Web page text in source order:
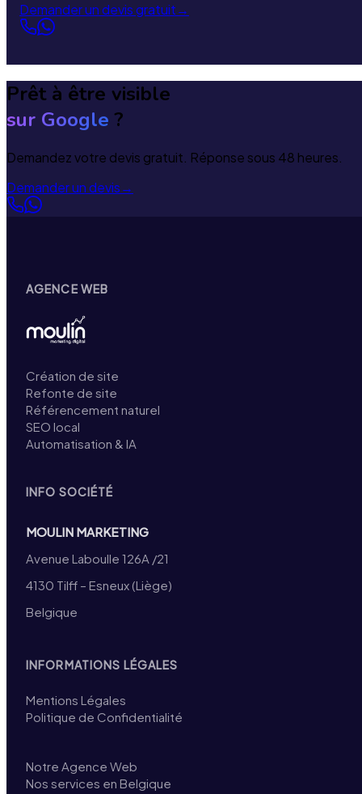
Demander un devis gratuit→
Prêt à être visible
sur Google ?
Demandez votre devis gratuit. Réponse sous 48 heures.
Demander un devis→
AGENCE WEB
Création de site
Refonte de site
Référencement naturel
SEO local
Automatisation & IA
INFO SOCIÉTÉ
MOULIN MARKETING
Avenue Laboulle 126A /21
4130 Tilff – Esneux (Liège)
Belgique
INFORMATIONS LÉGALES
Mentions Légales
Politique de Confidentialité
Notre Agence Web
Nos services en Belgique